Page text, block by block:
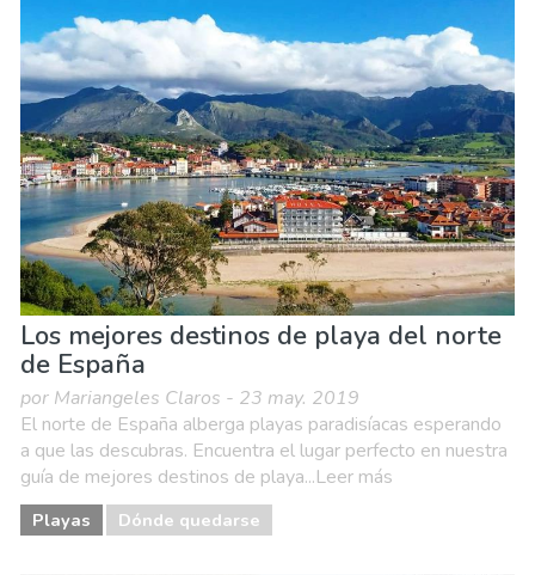
Los mejores destinos de playa del norte
de España
por Mariangeles Claros - 23 may. 2019
El norte de España alberga playas paradisíacas esperando
a que las descubras. Encuentra el lugar perfecto en nuestra
guía de mejores destinos de playa...Leer más
Playas Dónde quedarse